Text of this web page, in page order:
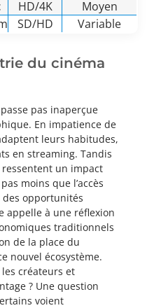
HD/4K
Moyen
SD/HD Variable
du cinéma
pas inaperçue
En impatience de
leurs habitudes,
en streaming. Tandis
un impact
moins que l’accès
opportunités
appelle à une réflexion
traditionnels
de la place du
nouvel écosystème.
créateurs et
? Une question
voient